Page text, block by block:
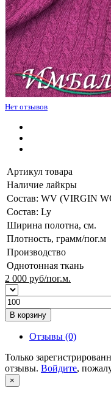
Нет отзывов
Артикул товара
Наличие лайкры
Состав: WV (VIRGIN
Состав: Ly
Ширина полотна, см.
Плотность, грамм/пог.м
Производство
Однотонная ткань
2 000 руб/пог.м.
В корзину
Отзывы (0)
Только
отзывы. Войдите,
×